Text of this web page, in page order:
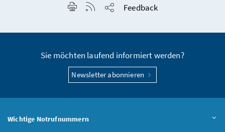
Seite drucken
RSS-Feed anzeigen
Feedback
Sie möchten laufend informiert werden?
Newsletter abonnieren
Wichtige Notrufnummern